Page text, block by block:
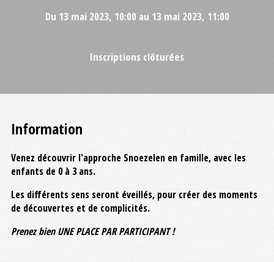
Du 13 mai 2023, 10:00 au 13 mai 2023, 11:00
Inscriptions clôturées
Information
Venez découvrir l'approche Snoezelen en famille, avec les
enfants de 0 à 3 ans.
Les différents sens seront éveillés, pour créer des moments
de découvertes et de complicités.
Prenez bien UNE PLACE PAR PARTICIPANT !